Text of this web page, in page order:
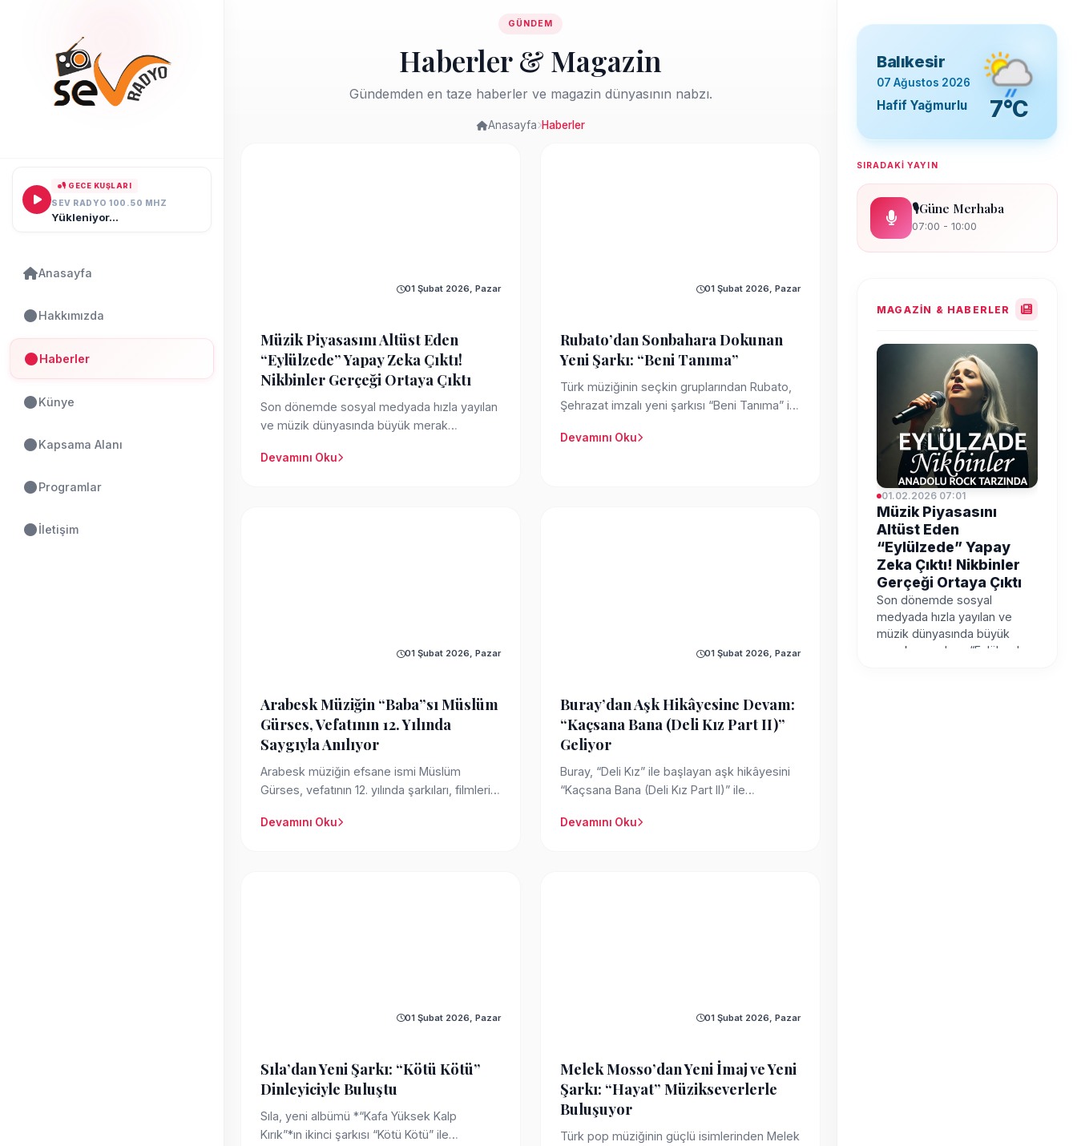
🎙 GECE KUŞLARI
SEV RADYO 100.50 MHZ
Yükleniyor...
Anasayfa
Hakkımızda
Haberler
Künye
Kapsama Alanı
Programlar
İletişim
GÜNDEM
Haberler & Magazin
Gündemden en taze haberler ve magazin dünyasının nabzı.
Anasayfa Haberler
01 Şubat 2026, Pazar
Müzik Piyasasını Altüst Eden
“Eylülzede” Yapay Zeka Çıktı!
Nikbinler Gerçeği Ortaya Çıktı
Son dönemde sosyal medyada hızla yayılan
ve müzik dünyasında büyük merak
Devamını Oku
01 Şubat 2026, Pazar
Rubato’dan Sonbahara Dokunan
Yeni Şarkı: “Beni Tanıma”
Türk müziğinin seçkin gruplarından Rubato,
Şehrazat imzalı yeni şarkısı “Beni Tanıma” ile
Devamını Oku
01 Şubat 2026, Pazar
Arabesk Müziğin “Baba”sı Müslüm
Gürses, Vefatının 12. Yılında
Saygıyla Anılıyor
Arabesk müziğin efsane ismi Müslüm
Gürses, vefatının 12. yılında şarkıları, filmleri
Devamını Oku
01 Şubat 2026, Pazar
Buray’dan Aşk Hikâyesine Devam:
“Kaçsana Bana (Deli Kız Part II)”
Geliyor
Buray, “Deli Kız” ile başlayan aşk hikâyesini
“Kaçsana Bana (Deli Kız Part II)” ile
Devamını Oku
01 Şubat 2026, Pazar
Sıla’dan Yeni Şarkı: “Kötü Kötü”
Dinleyiciyle Buluştu
Sıla, yeni albümü *“Kafa Yüksek Kalp
Kırık”*ın ikinci şarkısı “Kötü Kötü” ile
01 Şubat 2026, Pazar
Melek Mosso’dan Yeni İmaj ve Yeni
Şarkı: “Hayat” Müzikseverlerle
Buluşuyor
Türk pop müziğinin güçlü isimlerinden Melek
Balıkesir
07 Ağustos 2026
Hafif Yağmurlu 7°C
SIRADAKİ YAYIN
🎙Güne Merhaba
07:00 - 10:00
MAGAZİN & HABERLER
01.02.2026 07:01
Müzik Piyasasını
Altüst Eden
“Eylülzede” Yapay
Zeka Çıktı! Nikbinler
Gerçeği Ortaya Çıktı
Son dönemde sosyal
medyada hızla yayılan ve
müzik dünyasında büyük
merak uyandıran “Eylülzede”
01.02.2026 06:53
Rubato’dan
Sonbahara Dokunan
Yeni Şarkı: “Beni
Tanıma”
Türk müziğinin seçkin
gruplarından Rubato,
Şehrazat imzalı yeni şarkısı
“Beni Tanıma” ile melankoliyi
ve müzikal ustalığı bir araya